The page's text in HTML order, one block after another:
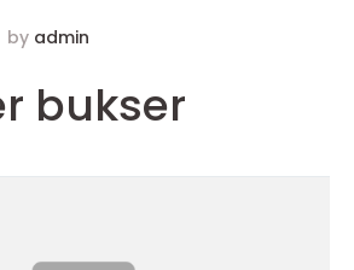
by admin
bukser